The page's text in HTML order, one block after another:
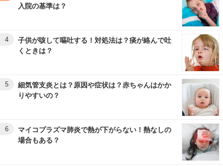
入院の基準は？
4
子供が咳して嘔吐する！対処法は？痰が絡んで吐
くときは？
5
細気管支炎とは？原因や症状は？赤ちゃんはかか
りやすいの？
6
マイコプラズマ肺炎で熱が下がらない！熱なしの
場合もある？